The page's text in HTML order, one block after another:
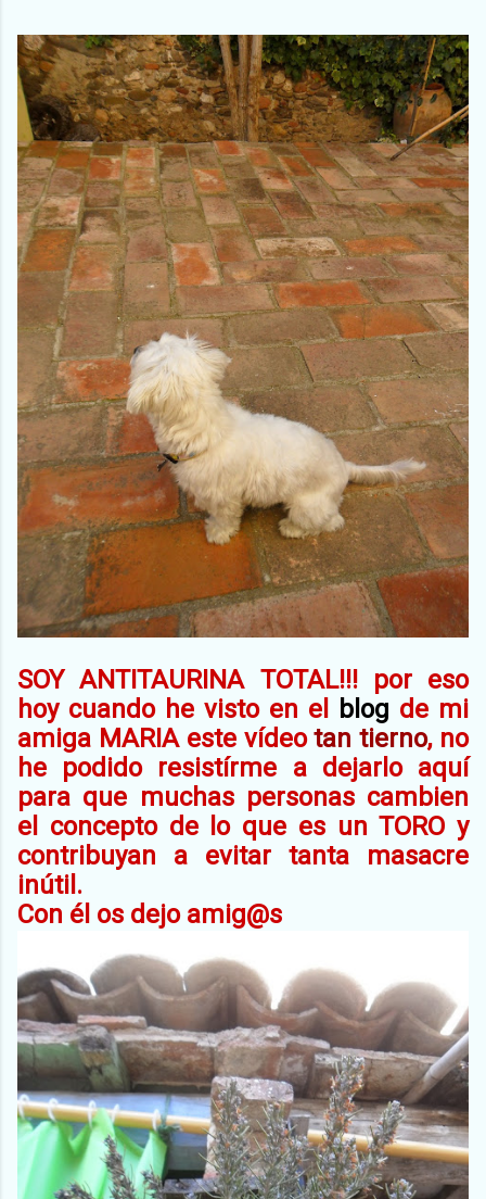
SOY ANTITAURINA TOTAL!!! por eso
hoy cuando he visto en el
blog de mi
amiga MARIA este vídeotan tierno, no
he podido resistírme a dejarlo aquí
para que muchas personas cambien
el concepto de lo que es un TORO y
contribuyan a evitar tanta masacre
inútil.
Con él os dejo amig@s